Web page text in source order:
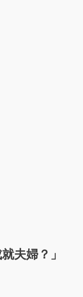
夫婦？」